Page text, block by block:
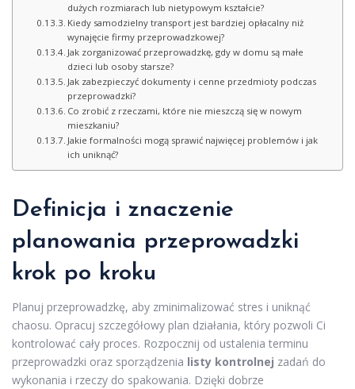
dużych rozmiarach lub nietypowym kształcie?
Kiedy samodzielny transport jest bardziej opłacalny niż
wynajęcie firmy przeprowadzkowej?
Jak zorganizować przeprowadzkę, gdy w domu są małe
dzieci lub osoby starsze?
Jak zabezpieczyć dokumenty i cenne przedmioty podczas
przeprowadzki?
Co zrobić z rzeczami, które nie mieszczą się w nowym
mieszkaniu?
Jakie formalności mogą sprawić najwięcej problemów i jak
ich uniknąć?
Definicja i znaczenie
planowania przeprowadzki
krok po kroku
Planuj przeprowadzkę, aby zminimalizować stres i uniknąć
chaosu. Opracuj szczegółowy plan działania, który pozwoli Ci
kontrolować cały proces. Rozpocznij od ustalenia terminu
przeprowadzki oraz sporządzenia listy kontrolnej zadań do
wykonania i rzeczy do spakowania. Dzięki dobrze